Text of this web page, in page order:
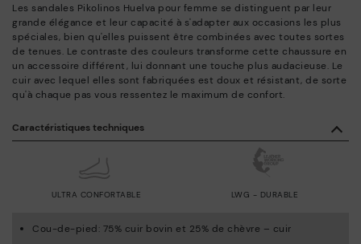
Les sandales Pikolinos Huelva pour femme se distinguent par leur
grande élégance et leur capacité à s'adapter aux occasions les plus
spéciales, bien qu'elles puissent être combinées avec toutes sortes
de tenues. Le contraste des couleurs transforme cette chaussure en
un accessoire différent, lui donnant une touche plus audacieuse. Le
cuir avec lequel elles sont fabriquées est doux et résistant, de sorte
qu'à chaque pas vous ressentez le maximum de confort.
Caractéristiques techniques
ULTRA CONFORTABLE LWG - DURABLE
Cou-de-pied: 75% cuir bovin et 25% de chèvre – cuir